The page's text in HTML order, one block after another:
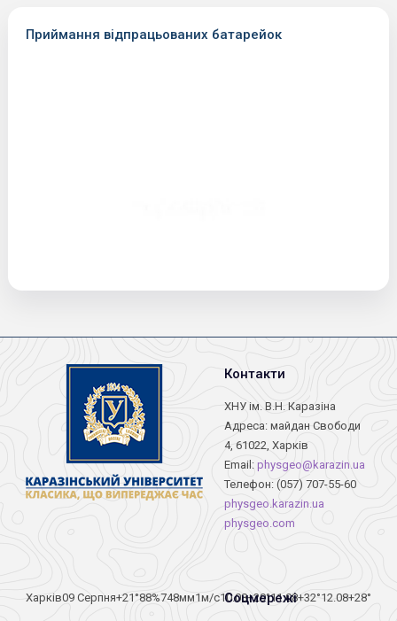
Приймання відпрацьованих батарейок
Контакти
ХНУ ім. В.Н. Каразіна
Адреса: майдан Свободи
4, 61022, Харків
Email: physgeo@karazin.ua
Телефон: (057) 707-55-60
physgeo.karazin.ua
physgeo.com
Харків09 Серпня+21°88%748мм1м/c10.08+29°11.08+32°12.08+28°
Соцмережі